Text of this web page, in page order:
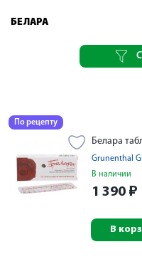
БЕЛАРА
По рецепту
Белара
Grunenthal
В наличии
1 390 ₽
В